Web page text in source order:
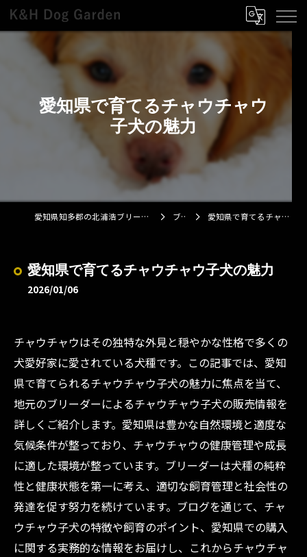
愛知県で育てるチャウチャウ
子犬の魅力
愛知県知多郡の北浦浩ブリーダーならK&H Dog Garden ブログ 愛知県で育てるチャウチャウ子犬の魅力
愛知県で育てるチャウチャウ子犬の魅力
2026/01/06
チャウチャウはその独特な外見と穏やかな性格で多くの
犬愛好家に愛されている犬種です。この記事では、愛知
県で育てられるチャウチャウ子犬の魅力に焦点を当て、
地元のブリーダーによるチャウチャウ子犬の販売情報を
詳しくご紹介します。愛知県は豊かな自然環境と適度な
気候条件が整っており、チャウチャウの健康管理や成長
に適した環境が整っています。ブリーダーは犬種の純粋
性と健康状態を第一に考え、適切な飼育管理と社会性の
発達を促す努力を続けています。ブログを通じて、チャ
ウチャウ子犬の特徴や飼育のポイント、愛知県での購入
に関する実務的な情報をお届けし、これからチャウチャ